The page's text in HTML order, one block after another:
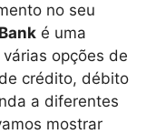
no seu
é uma
opções de
crédito, débito
a diferentes
mostrar